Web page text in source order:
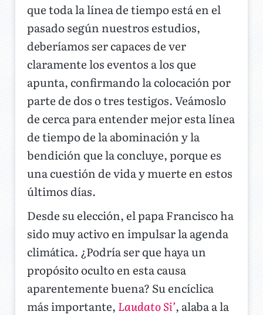
que toda la línea de tiempo está en el
pasado según nuestros estudios,
deberíamos ser capaces de ver
claramente los eventos a los que
apunta, confirmando la colocación por
parte de dos o tres testigos. Veámoslo
de cerca para entender mejor esta línea
de tiempo de la abominación y la
bendición que la concluye, porque es
una cuestión de vida y muerte en estos
últimos días.
Desde su elección, el papa Francisco ha
sido muy activo en impulsar la agenda
climática. ¿Podría ser que haya un
propósito oculto en esta causa
aparentemente buena? Su encíclica
más importante, Laudato Si’, alaba a la